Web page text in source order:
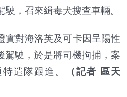
，召來緝毒犬搜查車輛。
對海洛英及可卡因呈陽性
駕駛，於是將司機拘捕，案
遣隊跟進。
（記者 區天